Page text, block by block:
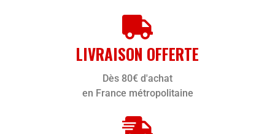
LIVRAISON OFFERTE
Dès 80€ d'achat
en France métropolitaine